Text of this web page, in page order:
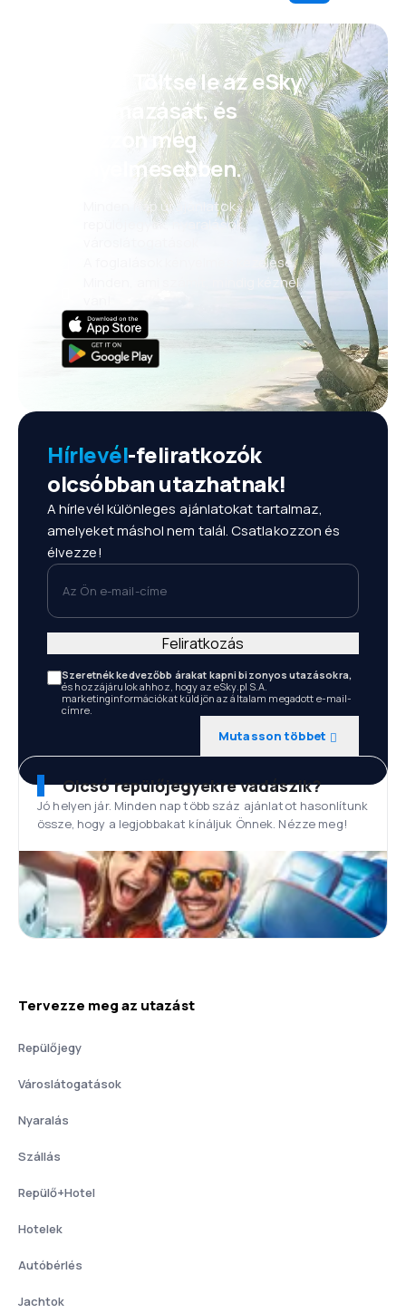
Psszt! Töltse le az eSky
alkalmazását, és
utazzon még
kényelmesebben.
Minden nap új ajánlatok:
repülőjegyek, nyaralások,
A foglalások kényelmes kezelése
Minden, ami számít, mindig kéznél
Hírlevél-feliratkozók
olcsóbban utazhatnak!
A hírlevél különleges ajánlatokat tartalmaz,
amelyeket máshol nem talál. Csatlakozzon és
élvezze!
Az Ön e-mail-címe
Szeretnék kedvezőbb árakat kapni bizonyos utazásokra,
és hozzájárulok ahhoz, hogy az eSky.pl S.A.
marketinginformációkat küldjön az általam megadott e-mail-
címre.
Mutasson többet
Feliratkozás
Olcsó repülőjegyekre vadászik?
Jó helyen jár. Minden nap több száz ajánlatot hasonlítunk
össze, hogy a legjobbakat kínáljuk Önnek. Nézze meg!
Tervezze meg az utazást
Repülőjegy
Városlátogatások
Nyaralás
Szállás
Repülő+Hotel
Hotelek
Autóbérlés
Jachtok